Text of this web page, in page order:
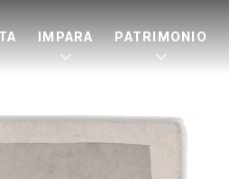
IMPARA PATRIMONIO